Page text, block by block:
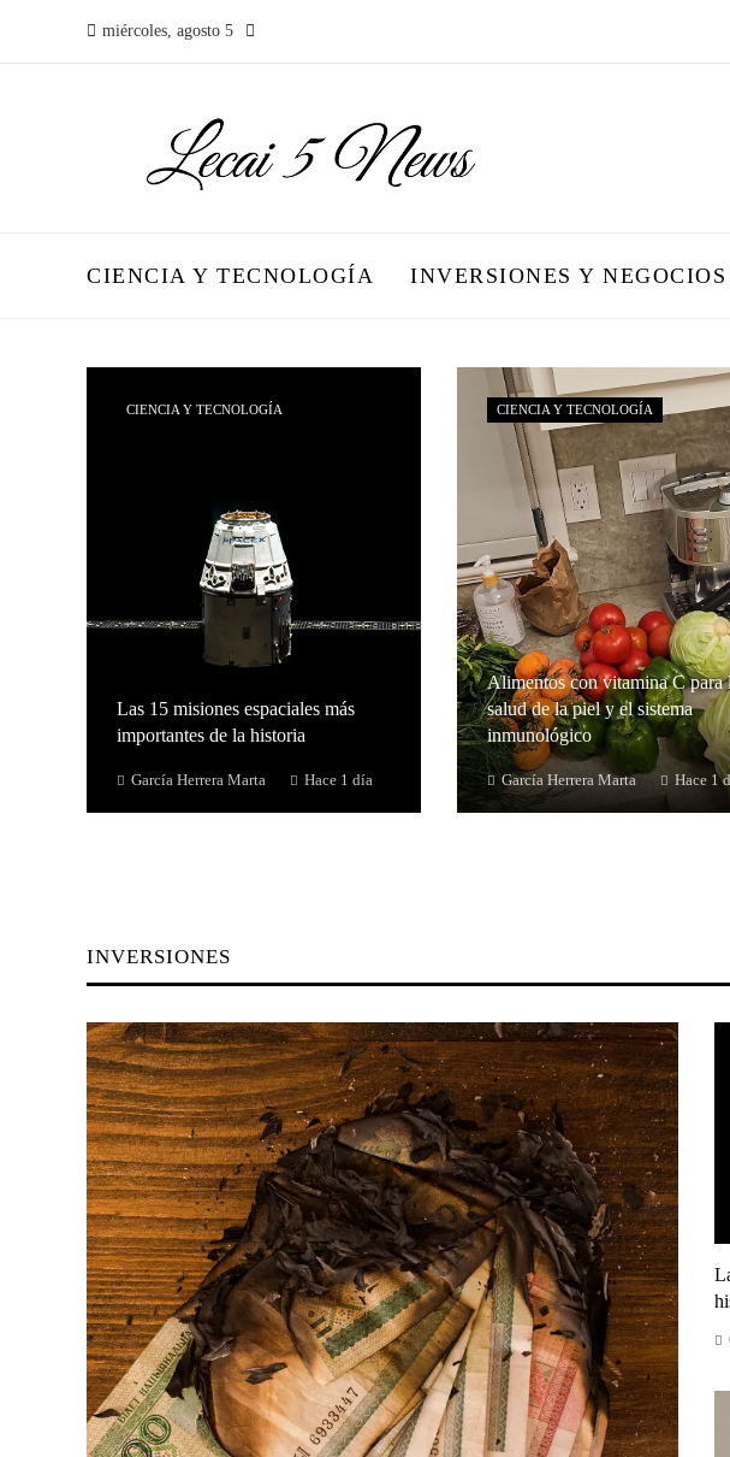
miércoles, agosto 5
CIENCIA Y TECNOLOGÍA INVERSIONES Y NEGOCIOS
CIENCIA Y TECNOLOGÍA
Las 15 misiones espaciales más
importantes de la historia
García Herrera Marta Hace 1 día
CIENCIA Y TECNOLOGÍA
Alimentos con vitamina C para
salud de la piel y el sistema
inmunológico
García Herrera Marta Hace 1
INVERSIONES